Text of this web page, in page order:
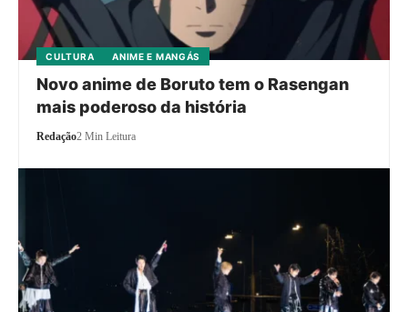
CULTURA ANIME E MANGÁS
Novo anime de Boruto tem o Rasengan
mais poderoso da história
Redação2 Min Leitura